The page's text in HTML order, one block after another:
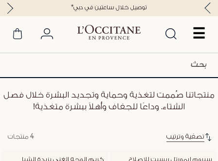
☰
*توصيل خلال ساعتين في دبي
منتجاتنا صُممت لتغذية وحماية وتجديد البشرة خلال فصل
الشتاء. وداعًا للجفاف وأهلاً ببشرة متغذية!
تصفية وترتيب 4 منتجات
كريم الوجه الغني بزبدة الشيا